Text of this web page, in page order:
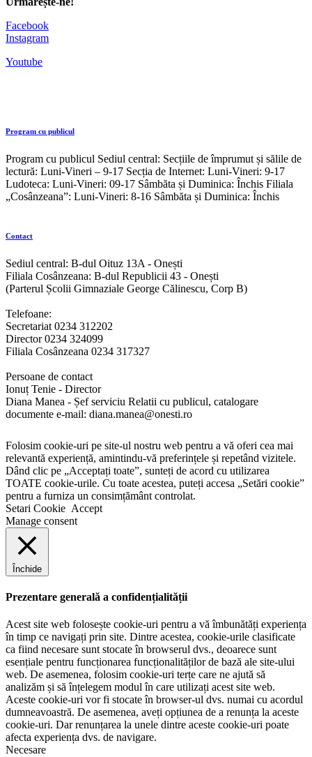
Facebook
Instagram
Youtube
Program cu publicul
Program cu publicul Sediul central: Secțiile de împrumut și sălile de
lectură: Luni-Vineri – 9-17 Secția de Internet: Luni-Vineri: 9-17
Ludoteca: Luni-Vineri: 09-17 Sâmbăta și Duminica: Închis Filiala
„Cosânzeana”: Luni-Vineri: 8-16 Sâmbăta și Duminica: Închis
Contact
Sediul central: B-dul Oituz 13A - Onești
Filiala Cosânzeana: B-dul Republicii 43 - Onești
(Parterul Școlii Gimnaziale George Călinescu, Corp B)
Telefoane:
Secretariat 0234 312202
Director 0234 324099
Filiala Cosânzeana 0234 317327
Persoane de contact
Ionuț Tenie - Director
Diana Manea - Șef serviciu Relatii cu publicul, catalogare
documente e-mail: diana.manea@onesti.ro
Folosim cookie-uri pe site-ul nostru web pentru a vă oferi cea mai
relevantă experiență, amintindu-vă preferințele și repetând vizitele.
Dând clic pe „Acceptați toate”, sunteți de acord cu utilizarea
TOATE cookie-urile. Cu toate acestea, puteți accesa „Setări cookie”
pentru a furniza un consimțământ controlat.
Setari Cookie Accept
Manage consent
Închide
Prezentare generală a confidențialității
Acest site web folosește cookie-uri pentru a vă îmbunătăți experiența
în timp ce navigați prin site. Dintre acestea, cookie-urile clasificate
ca fiind necesare sunt stocate în browserul dvs., deoarece sunt
esențiale pentru funcționarea funcționalităților de bază ale site-ului
web. De asemenea, folosim cookie-uri terțe care ne ajută să
analizăm și să înțelegem modul în care utilizați acest site web.
Aceste cookie-uri vor fi stocate în browser-ul dvs. numai cu acordul
dumneavoastră. De asemenea, aveți opțiunea de a renunța la aceste
cookie-uri. Dar renunțarea la unele dintre aceste cookie-uri poate
afecta experiența dvs. de navigare.
Necesare